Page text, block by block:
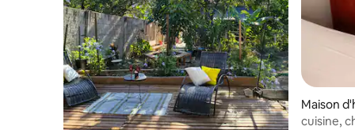
Maison
cuisine,